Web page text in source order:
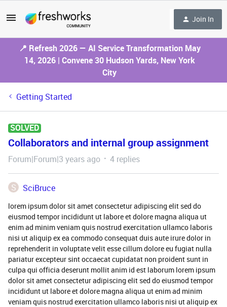
Join In
📍 Refresh 2026 — AI Service Transformation May
14, 2026 | Convene 30 Hudson Yards, New York
City
Getting Started
SOLVED
Collaborators and internal group assignment
Forum|Forum|3 years ago 4 replies
S SciBruce
lorem ipsum dolor sit amet consectetur adipiscing elit sed do
eiusmod tempor incididunt ut labore et dolore magna aliqua ut
enim ad minim veniam quis nostrud exercitation ullamco laboris
nisi ut aliquip ex ea commodo consequat duis aute irure dolor in
reprehenderit in voluptate velit esse cillum dolore eu fugiat nulla
pariatur excepteur sint occaecat cupidatat non proident sunt in
culpa qui officia deserunt mollit anim id est laborum lorem ipsum
dolor sit amet consectetur adipiscing elit sed do eiusmod tempor
incididunt ut labore et dolore magna aliqua ut enim ad minim
veniam quis nostrud exercitation ullamco laboris nisi ut aliquip ex